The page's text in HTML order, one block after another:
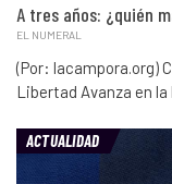
A tres años: ¿quién
EL NUMERAL
(Por: lacampora.org)
Libertad Avanza en
ACTUALIDAD